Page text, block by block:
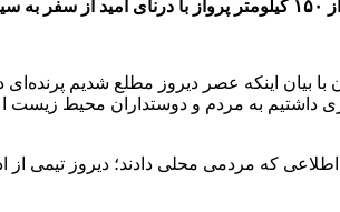
با بیان اینکه عصر دیروز مطلع شدیم
داشتیم به مردم و دوستداران محیط
اطلاعی که مردمی محلی دادند؛ دیروز